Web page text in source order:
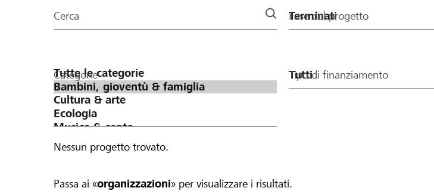
della
Cerca Fase del progetto
Categorie Tipo di finanziamento
Nessun progetto trovato.
Passa ai «organizzazioni» per visualizzare i risultati.